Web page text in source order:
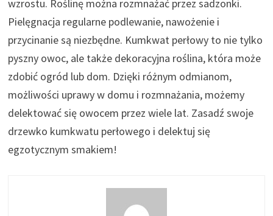
wzrostu. Roślinę można rozmnażać przez sadzonki.
Pielęgnacja regularne podlewanie, nawożenie i
przycinanie są niezbędne. Kumkwat perłowy to nie tylko
pyszny owoc, ale także dekoracyjna roślina, która może
zdobić ogród lub dom. Dzięki różnym odmianom,
możliwości uprawy w domu i rozmnażania, możemy
delektować się owocem przez wiele lat. Zasadź swoje
drzewko kumkwatu perłowego i delektuj się
egzotycznym smakiem!